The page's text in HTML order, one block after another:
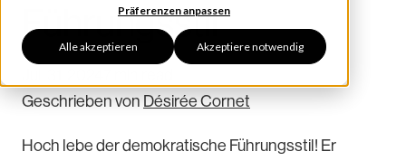
Präferenzen anpassen
Alle akzeptieren Akzeptiere notwendig
Führungsstil
Geschrieben von Désirée Cornet
Hoch lebe der demokratische Führungsstil! Er